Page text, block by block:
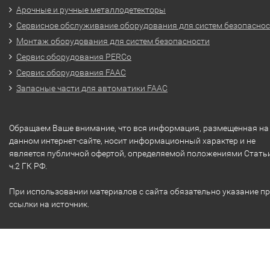
Арочные и ручные металлодетекторы
Сервисное обслуживание оборудования для систем
Монтаж оборудования для систем безопасности
Сервис оборудования PERCo
Сервис оборудования FAAC
Запасные части для автоматики FAAC
Обращаем Ваше внимание, что вся информация, размещенная на
данном интернет-сайте, носит информационный характер и не
является публичной офертой, определяемой положениями
ч.2 ГК РФ.
При использовании материалов с сайта обязательно указание
ссылки на источник.